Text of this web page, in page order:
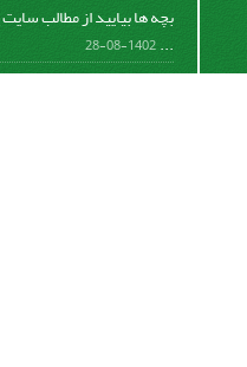
بچه ها بیایید از مطالب
...
1402-08-28